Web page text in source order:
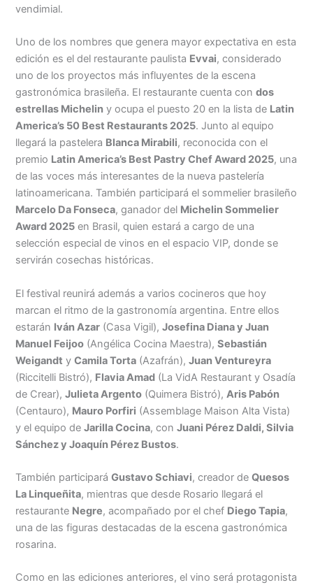
vendimial.
Uno de los nombres que genera mayor expectativa en esta
edición es el del restaurante paulista Evvai, considerado
uno de los proyectos más influyentes de la escena
gastronómica brasileña. El restaurante cuenta condos
estrellas Michelin y ocupa el puesto 20 en la lista de Latin
America’s 50 Best Restaurants 2025. Junto al equipo
llegará la pastelera Blanca Mirabili, reconocida con el
premio Latin America’s Best Pastry Chef Award 2025, una
de las voces más interesantes de la nueva pastelería
latinoamericana. También participará el sommelier brasileño
Marcelo Da Fonseca, ganador del Michelin Sommelier
Award 2025 en Brasil, quien estará a cargo de una
selección especial de vinos en el espacio VIP, donde se
servirán cosechas históricas.
El festival reunirá además a varios cocineros que hoy
marcan el ritmo de la gastronomía argentina. Entre ellos
estarán Iván Azar (Casa Vigil),Josefina Diana y Juan
Manuel Feijoo (Angélica Cocina Maestra),Sebastián
Weigandt yCamila Torta (Azafrán),Juan Ventureyra
(Riccitelli Bistró), Flavia Amad (La VidA Restaurant y Osadía
de Crear),Julieta Argento (Quimera Bistró),Aris Pabón
(Centauro), Mauro Porfiri (Assemblage Maison Alta Vista)
y el equipo deJarilla Cocina, conJuani Pérez Daldi, Silvia
Sánchez y Joaquín Pérez Bustos.
También participaráGustavo Schiavi, creador deQuesos
La Linqueñita, mientras que desde Rosario llegará el
restaurante Negre, acompañado por el chef Diego Tapia,
una de las figuras destacadas de la escena gastronómica
rosarina.
Como en las ediciones anteriores, el vino será protagonista